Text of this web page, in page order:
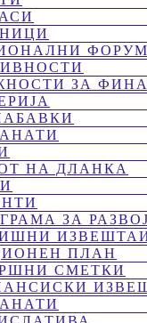
ЗА
НА ДЛАНКА
ЗА РАЗВОЈ
ПЛАН
СМЕТКИ